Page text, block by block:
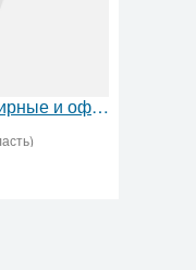
Грузоперевозки, квартирные и офисные переезды, вывоз мусора